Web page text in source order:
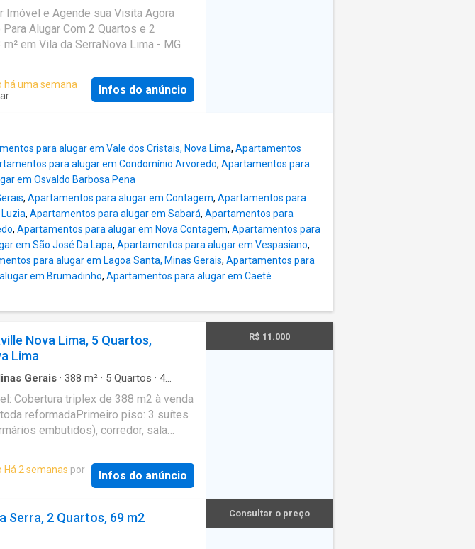
Imóvel e Agende sua Visita Agora
Alugar Com 2 Quartos e 2
m² em Vila da SerraNova Lima - MG
há uma semana
Infos do anúncio
para alugar em Vale dos Cristais, Nova Lima, Apartamentos
para alugar em Condomínio Arvoredo, Apartamentos para
em Osvaldo Barbosa Pena
, Apartamentos para alugar em Contagem, Apartamentos para
, Apartamentos para alugar em Sabará, Apartamentos para
, Apartamentos para alugar em Nova Contagem, Apartamentos para
em São José Da Lapa, Apartamentos para alugar em Vespasiano,
para alugar em Lagoa Santa, Minas Gerais, Apartamentos para
em Brumadinho, Apartamentos para alugar em Caeté
Nova Lima, 5 Quartos,
Lima
Gerais · 388 m² · 5 Quartos · 4
·Ar Condicionado·Área de serviço
Cobertura triplex de 388 m2 à venda
reformadaPrimeiro piso: 3 suítes
embutidos), corredor, sala
churrasqueira à gás natural), cozinha
área de serviço, lareira à gás
piso: Sala ampla com banheiro e
contornado por ampla varanda
deck de madeira, SPA novo, com
Há 2 semanas por
Infos do anúncio
R$ 11.000
Serra, 2 Quartos, 69 m2
Consultar o preço